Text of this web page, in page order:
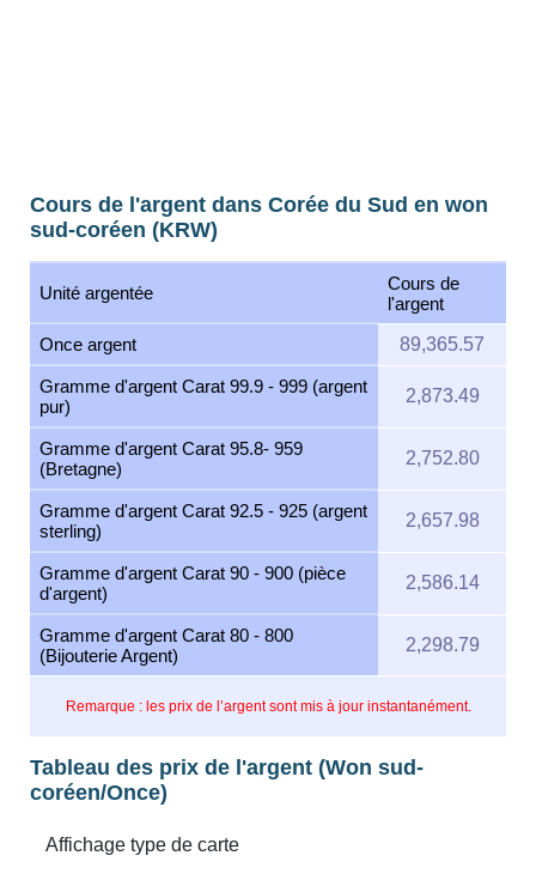
Cours de l'argent dans Corée du Sud en won
sud-coréen (KRW)
Unité argentée
Cours de
l'argent
Remarque : les prix de l’argent sont mis à jour instantanément.
Once argent 89,365.57
Gramme d'argent Carat 99.9 - 999 (argent
pur)
2,873.49
Gramme d'argent Carat 95.8- 959
(Bretagne)
2,752.80
Gramme d'argent Carat 92.5 - 925 (argent
sterling)
2,657.98
Gramme d'argent Carat 90 - 900 (pièce
d'argent)
2,586.14
Gramme d'argent Carat 80 - 800
(Bijouterie Argent)
2,298.79
Tableau des prix de l'argent (Won sud-
coréen/Once)